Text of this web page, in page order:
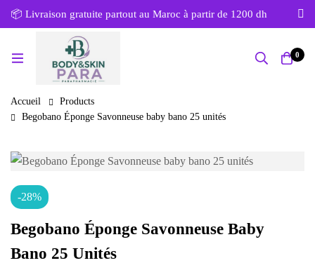
📦 Livraison gratuite partout au Maroc à partir de 1200 dh
0
Accueil
Products
Begobano Éponge Savonneuse baby bano 25 unités
-28%
Begobano Éponge Savonneuse Baby
Bano 25 Unités